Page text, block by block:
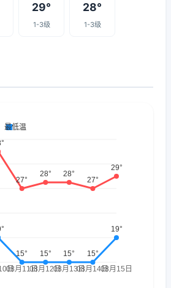
29°
1-3级
28°
1-3级